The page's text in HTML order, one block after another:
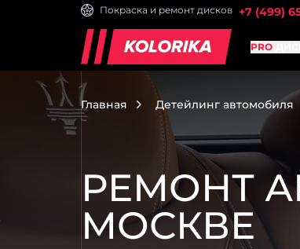
Покраска и ремонт дисков +7 (499)
PRO
Главная Детейлинг автомобиля
РЕМОНТ
МОСКВЕ